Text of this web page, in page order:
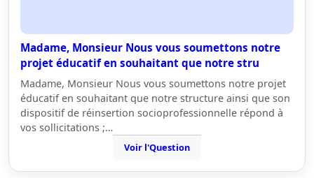
Madame, Monsieur Nous vous soumettons notre
projet éducatif en souhaitant que notre stru
Madame, Monsieur Nous vous soumettons notre projet
éducatif en souhaitant que notre structure ainsi que son
dispositif de réinsertion socioprofessionnelle répond à
vos sollicitations ;…
Voir l'Question